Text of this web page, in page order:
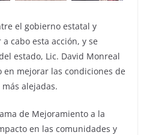
el gobierno estatal y
cabo esta acción, y se
estado, Lic. David Monreal
mejorar las condiciones de
alejadas.
de Mejoramiento a la
en las comunidades y